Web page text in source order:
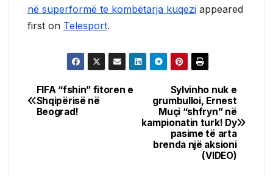
në superformë te kombëtarja kuqezi appeared
first on Telesport.
Post
navigation
Sylvinho nuk e
grumbulloi, Ernest
Muçi “shfryn” në
kampionatin turk! Dy
pasime të arta
brenda një aksioni
(VIDEO)
FIFA “fshin” fitoren e
Shqipërisë në
Beograd!